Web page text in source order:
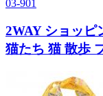
03-901
2WAY ショッピ
猫たち 猫 散歩